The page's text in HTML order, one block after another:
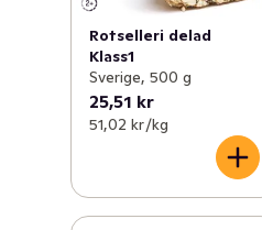
Rotselleri delad
Klass1
Sverige, 500 g
25,51 kr
51,02 kr /kg